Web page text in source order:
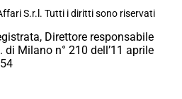
S.r.l. Tutti i diritti sono riservati
Direttore responsabile
di Milano n° 210 dell’11 aprile